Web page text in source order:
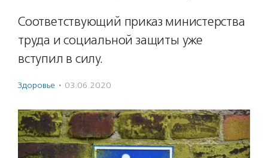
Соответствующий приказ министерства
труда и социальной защиты уже
вступил в силу.
Здоровье · 03.06.2020